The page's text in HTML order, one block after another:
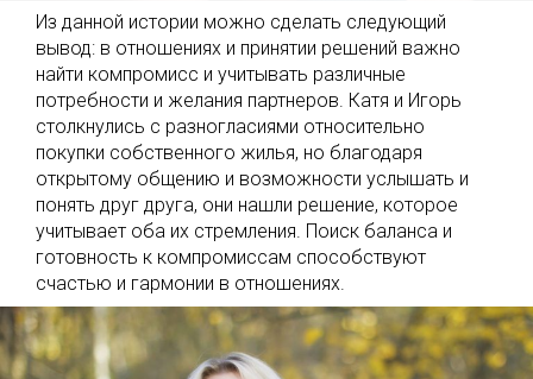
Из данной истории можно сделать следующий
вывод: в отношениях и принятии решений важно
найти компромисс и учитывать различные
потребности и желания партнеров. Катя и Игорь
столкнулись с разногласиями относительно
покупки собственного жилья, но благодаря
открытому общению и возможности услышать и
понять друг друга, они нашли решение, которое
учитывает оба их стремления. Поиск баланса и
готовность к компромиссам способствуют
счастью и гармонии в отношениях.